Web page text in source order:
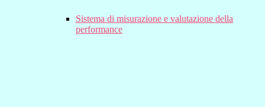
Sistema di misurazione e valutazione della
performance